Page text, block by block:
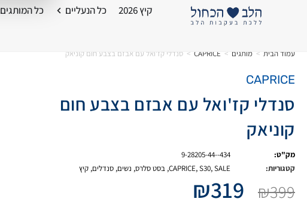
קיץ 2026 כל הנעליים כל המותגים
עמוד הבית > מותגים >
CAPRICE
> סנדלי קז'ואל עם אבזם בצבע חום קוניאק
CAPRICE
סנדלי קז'ואל עם אבזם בצבע חום
קוניאק
מק"ט:
9-28205-44--434
קטגוריות:
CAPRICE,S30,SALE
, בסט סלרס, נשים, סנדלים, קיץ
₪399
₪319